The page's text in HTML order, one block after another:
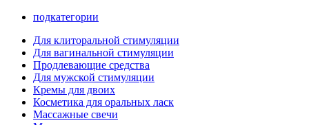
подкатегории
Для клиторальной стимуляции
Для вагинальной стимуляции
Продлевающие средства
Для мужской стимуляции
Кремы для двоих
Косметика для оральных ласк
Массажные свечи